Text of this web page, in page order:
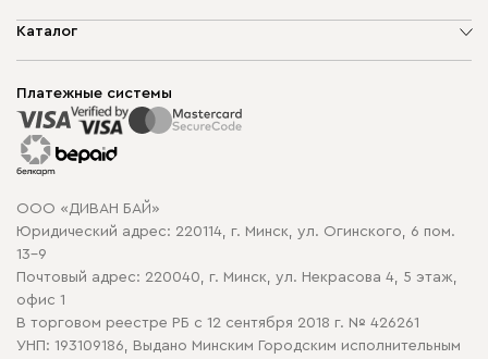
О компании
Способы оплаты
Рассрочка и кредит
Гарантия
Карта сайта
Политика конфиденциальности
Политика в отношении обработки cookie
Каталог
Корпусная мебель
Распродажа мебели
Платежные системы
ООО «ДИВАН БАЙ»
Юридический адрес: 220114, г. Минск, ул. Огинского, 6 пом.
13-9
Почтовый адрес: 220040, г. Минск, ул. Некрасова 4, 5 этаж,
офис 1
В торговом реестре РБ с 12 сентября 2018 г. № 426261
УНП: 193109186, Выдано Минским Городским исполнительным